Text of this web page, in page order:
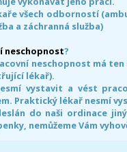
všech odborností
a záchranná služba)
neschopnost?
neschopnost má
lékař).
vystavit a vést
Praktický lékař nesmí
do naši ordinace
nemůžeme Vám